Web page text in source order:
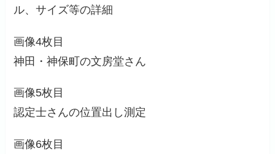
ル、サイズ等の詳細
画像4枚目
神田・神保町の文房堂さん
画像5枚目
認定士さんの位置出し測定
画像6枚目